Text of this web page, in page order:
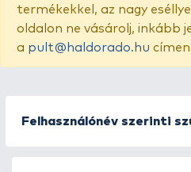
termékekkel, az nagy
oldalon ne vásárolj, inkább
a pult@haldorado.hu
Felhasználónév szerinti